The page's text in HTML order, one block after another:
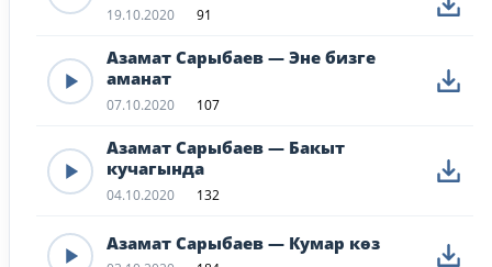
19.10.2020 91
Азамат Сарыбаев — Эне бизге
аманат
07.10.2020 107
Азамат Сарыбаев — Бакыт
кучагында
04.10.2020 132
Азамат Сарыбаев — Кумар көз